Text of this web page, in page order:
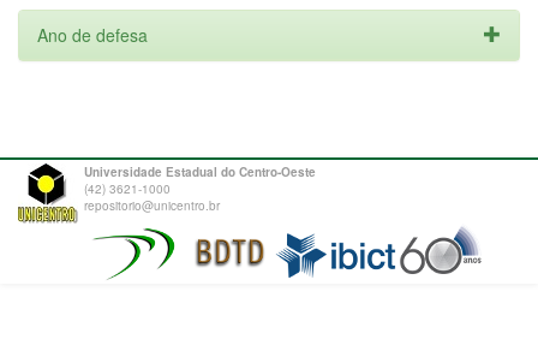
Ano de defesa
Universidade Estadual do Centro-Oeste
(42) 3621-1000
repositorio@unicentro.br